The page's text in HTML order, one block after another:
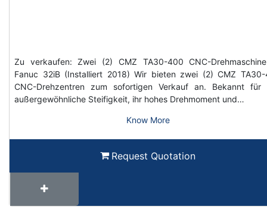
Zu verkaufen: Zwei (2) CMZ TA30-400 CNC-
Fanuc 32iB (Installiert 2018) Wir bieten zwei (2) CMZ
CNC-Drehzentren zum sofortigen Verkauf an. Bekannt für
außergewöhnliche Steifigkeit, ihr hohes Drehmoment und…
Know More
Request Quotation